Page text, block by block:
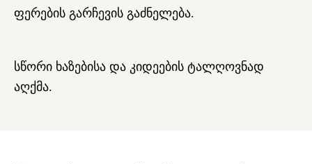
ფერების გარჩევის გაძნელება.
სწორი ხაზებისა და კიდეების ტალღოვნად
აღქმა.